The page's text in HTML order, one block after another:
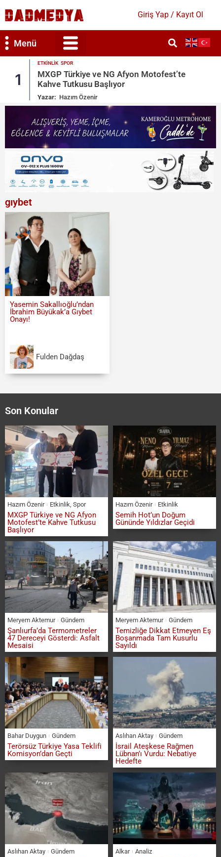
Giriş Yap / Kayıt Ol
Menü
2
Semih Hot’un Doğum Gününde
Geçidi
Yazar:
gıybet
Yasemin Sakallıoğlu’ndan
İbrahim Büyükak’a Gıybet
Onayı!
Fulden Dağdaş
Son Konular
Hazım Özenir Etkinlik, Spor
MXGP Türkiye ve NG Afyon
Motofest’te Kahve Tutkusu
Başlıyor
Hazım Özenir Etkinlik
Semih Hot’un Doğum
Gününde Yıldızlar Geçidi
Meryem Aktemur Gündem
Şanlıurfa’da Termometreler
47 Dereceyi Gösterdi: Asfalt
Mesaisi
Meryem Aktemur Gündem
Temizliğe Dikkat Etmeyen Eş
Boşanmada Tam Kusurlu
Sayıldı
Bahar Duygun Gündem
Terörsüz Türkiye Yasa Teklifi
Komisyon’dan Geçti
Aslıhan Aktay Gündem
İsrail Ateşkese Rağmen
Lübnan’ı Vurdu: Nebatiye
Hedefte
Aslıhan Aktay Gündem Alkar Analiz